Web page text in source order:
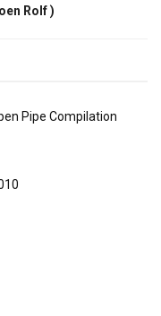
Rolf )
Pipe Compilation